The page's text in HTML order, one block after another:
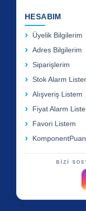
HESABIM
Üyelik Bilgilerim
Adres Bilgilerim
Siparişlerim
Stok Alarm
Alışveriş Listem
Fiyat Alarm
Favori Listem
KomponentPuan
BİZİ